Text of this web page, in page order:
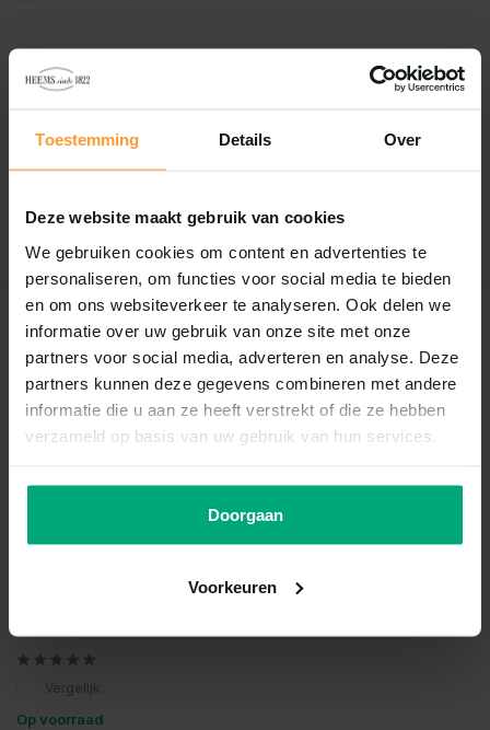
Toestemming Details Over
Deze website maakt gebruik van cookies
We gebruiken cookies om content en advertenties te
personaliseren, om functies voor social media te bieden
en om ons websiteverkeer te analyseren. Ook delen we
informatie over uw gebruik van onze site met onze
partners voor social media, adverteren en analyse. Deze
partners kunnen deze gegevens combineren met andere
informatie die u aan ze heeft verstrekt of die ze hebben
verzameld op basis van uw gebruik van hun services.
Doorgaan
Voorkeuren
Reviews
Er zijn nog geen reviews geschreven over dit product..
Schrijf je eigen review
Recent bekeken
Vergelijk
Op voorraad